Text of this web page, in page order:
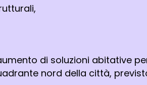
di soluzioni abitative
nord della città,